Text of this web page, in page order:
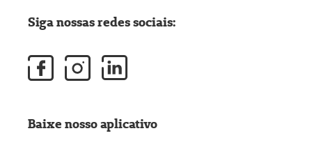
Siga nossas redes sociais:
Baixe nosso aplicativo